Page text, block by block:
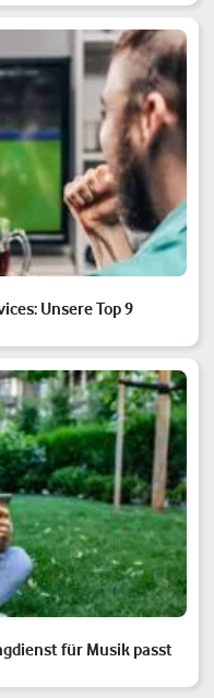
Unsere Top 9
für Musik passt